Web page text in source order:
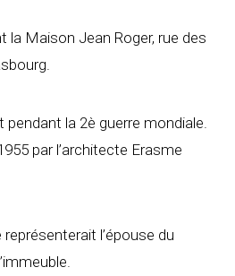
la Maison Jean Roger, rue des
pendant la 2è guerre mondiale.
par l’architecte Erasme
l’épouse du